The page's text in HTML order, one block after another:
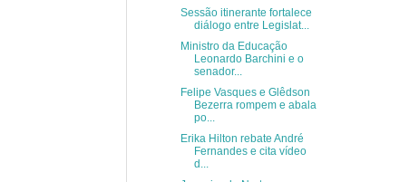
Sessão itinerante fortalece
diálogo entre Legislat...
Ministro da Educação
Leonardo Barchini e o
senador...
Felipe Vasques e Glêdson
Bezerra rompem e abala
po...
Erika Hilton rebate André
Fernandes e cita vídeo
d...